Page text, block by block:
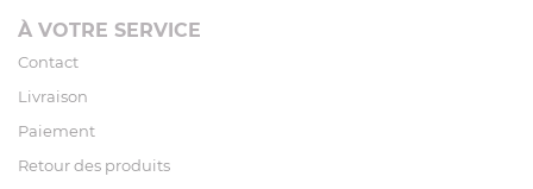
À VOTRE SERVICE
Contact
Livraison
Paiement
Retour des produits